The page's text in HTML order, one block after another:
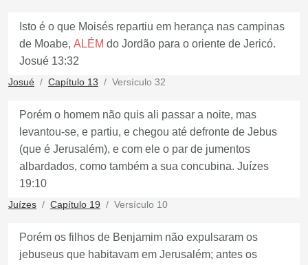
Isto é o que Moisés repartiu em herança nas campinas
de Moabe, ALÉM do Jordão para o oriente de Jericó.
Josué 13:32
Josué Capítulo 13 Versículo 32
Porém o homem não quis ali passar a noite, mas
levantou-se, e partiu, e chegou até defronte de Jebus
(que é Jerusalém), e com ele o par de jumentos
albardados, como também a sua concubina. Juízes
19:10
Juízes Capítulo 19 Versículo 10
Porém os filhos de Benjamim não expulsaram os
jebuseus que habitavam em Jerusalém; antes os